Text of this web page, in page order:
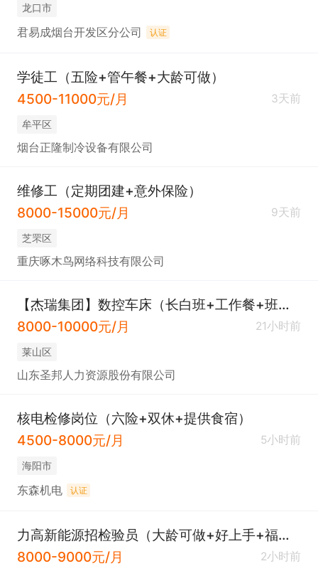
龙口市
君易成烟台开发区分公司 认证
学徒工（五险+管午餐+大龄可做）
4500-11000元/月
3天前
牟平区
烟台正隆制冷设备有限公司
维修工（定期团建+意外保险）
8000-15000元/月
9天前
芝罘区
重庆啄木鸟网络科技有限公司
【杰瑞集团】数控车床（长白班+工作餐+班车接送）
8000-10000元/月
21小时前
莱山区
山东圣邦人力资源股份有限公司
核电检修岗位（六险+双休+提供食宿）
4500-8000元/月
5小时前
海阳市
东森机电 认证
力高新能源招检验员（大龄可做+好上手+福利待遇优）
8000-9000元/月
2小时前